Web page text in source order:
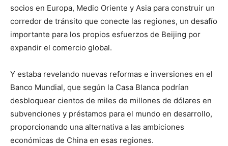
socios en Europa, Medio Oriente y Asia para construir un
corredor de tránsito que conecte las regiones, un desafío
importante para los propios esfuerzos de Beijing por
expandir el comercio global.
Y estaba revelando nuevas reformas e inversiones en el
Banco Mundial, que según la Casa Blanca podrían
desbloquear cientos de miles de millones de dólares en
subvenciones y préstamos para el mundo en desarrollo,
proporcionando una alternativa a las ambiciones
económicas de China en esas regiones.